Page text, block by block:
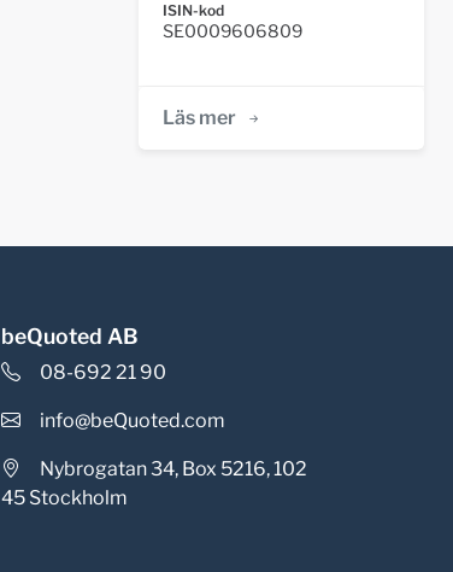
ISIN-kod
SE0009606809
Läs mer
beQuoted AB
08-692 21 90
info@beQuoted.com
Nybrogatan 34, Box 5216, 102
45 Stockholm